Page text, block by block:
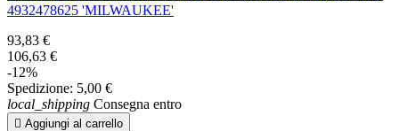
4932478625 'MILWAUKEE'
93,83 €
106,63 €
-12%
Spedizione: 5,00 €
local_shipping Consegna entro
 Aggiungi al carrello